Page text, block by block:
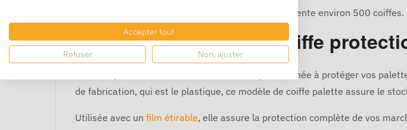
Il est à noter qu’un rouleau de film plastique représente environ 500 coiffes.
Pourquoi utiliser une coiffe
La coiffe palette est une solution économique destinée à protéger vos
de fabrication, qui est le plastique, ce modèle de coiffe palette assure le
Utilisée avec un film étirable, elle assure la protection complète de vos
Accepter tout
Refuser Non, ajuster